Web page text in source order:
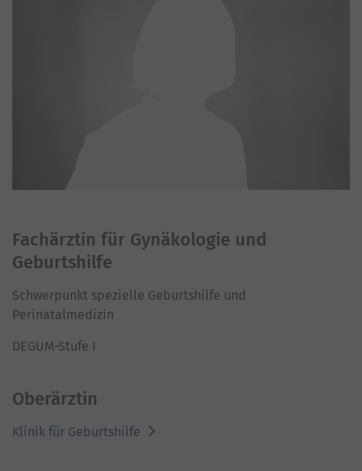
Fachärztin für Gynäkologie und
Geburtshilfe
Schwerpunkt spezielle Geburtshilfe und
Perinatalmedizin
DEGUM-Stufe I
Oberärztin
Klinik für Geburtshilfe